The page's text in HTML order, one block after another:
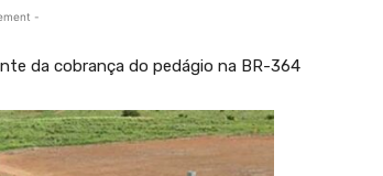
-
da cobrança do pedágio na BR-364